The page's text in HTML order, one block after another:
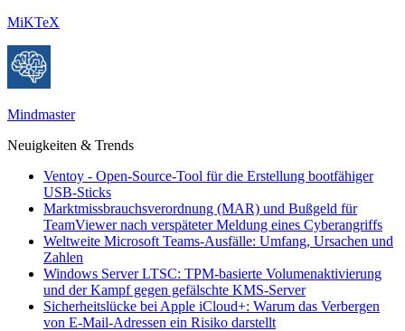
MiKTeX
Mindmaster
Neuigkeiten & Trends
Ventoy - Open-Source-Tool für die Erstellung bootfähiger
USB-Sticks
Marktmissbrauchsverordnung (MAR) und Bußgeld für
TeamViewer nach verspäteter Meldung eines Cyberangriffs
Weltweite Microsoft Teams-Ausfälle: Umfang, Ursachen und
Zahlen
Windows Server LTSC: TPM-basierte Volumenaktivierung
und der Kampf gegen gefälschte KMS-Server
Sicherheitslücke bei Apple iCloud+: Warum das Verbergen
von E-Mail-Adressen ein Risiko darstellt